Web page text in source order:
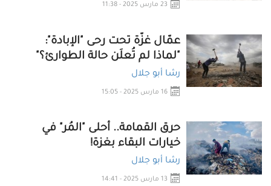
23 مارس 2025 - 11:38
عمّال غزّة تحت رحى "الإبادة":
"لماذا لم تُعلَن حالة الطوارئ؟"
رشا أبو جلال
16 مارس 2025 - 15:05
حرق القمامة.. أحلى "المُر" في
خيارات البقاء بغزة!
رشا أبو جلال
13 مارس 2025 - 14:41